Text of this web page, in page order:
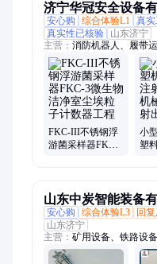
济宁华冠安全设备
安心购
综合体验L1 真
真实性已核验
山东济宁
主营： 消防机器人、履带
巡检机器人、消防箱、消
喷雾机、传感器、电磁阀
秤、砌筑升降平台、光伏
打标机、裁剪机、研磨机
风机
FKC-III不锈钢浮
游菌采样器FKC-3
小
塑
山东中炭智能装备
安心购
综合体验L3 回
山东济宁
主营： 矿用设备、铁路设
爆电器、仪器仪表、路面